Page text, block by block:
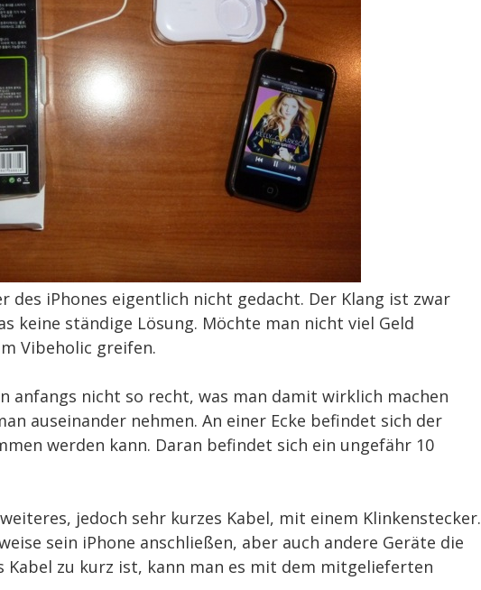
des iPhones eigentlich nicht gedacht. Der Klang ist zwar
keine ständige Lösung. Möchte man nicht viel Geld
Vibeholic greifen.
anfangs nicht so recht, was man damit wirklich machen
auseinander nehmen. An einer Ecke befindet sich der
werden kann. Daran befindet sich ein ungefähr 10
jedoch sehr kurzes Kabel, mit einem Klinkenstecker.
sein iPhone anschließen, aber auch andere Geräte die
Kabel zu kurz ist, kann man es mit dem mitgelieferten